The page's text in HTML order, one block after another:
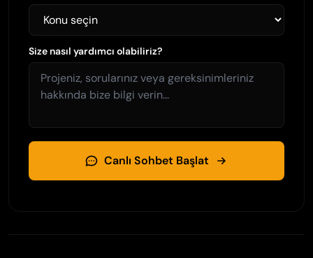
Size nasıl yardımcı olabiliriz?
Canlı Sohbet Başlat